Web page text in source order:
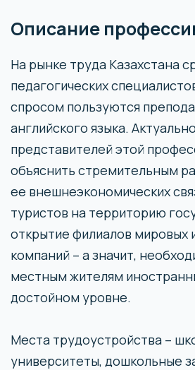
Описание
На рынке труда Казахстана
педагогических
спросом пользуются
английского языка.
представителей этой
объяснить стремительным
ее внешнеэкономических
туристов на территорию
открытие филиалов мировых
компаний – а значит,
местным жителям
достойном уровне.
Места трудоустройства –
университеты, дошкольные